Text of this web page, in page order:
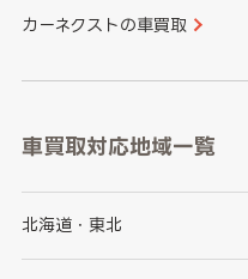
カーネクストの車買取
車買取対応地域一覧
北海道・東北